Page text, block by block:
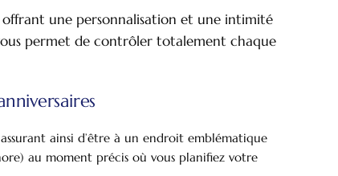
une personnalisation et une intimité
permet de contrôler totalement chaque
assurant ainsi d’être à un endroit emblématique
au moment précis où vous planifiez votre